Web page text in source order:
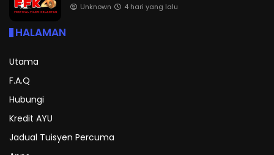
Unknown 4 hari yang lalu
HALAMAN
Utama
F.A.Q
Hubungi
Kredit AYU
Jadual Tuisyen Percuma